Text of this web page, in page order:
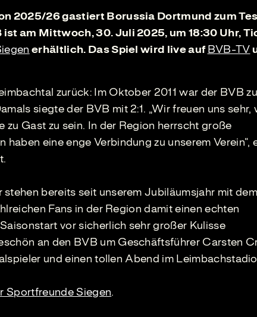
2025/26 gastiert Borussia Dortmund zum
am Mittwoch, 30. Juli 2025, um 18:30 Uhr,
erhältlich. Das Spiel wird live aufBVB-TV
zurück: Im Oktober 2011 war der BVB
siegte der BVB mit 2:1. „Wir freuen uns sehr,
zu Gast zu sein. In der Region herrscht große
eine enge Verbindung zu unserem Verein“,
bereits seit unserem Jubiläumsjahr mit
Fans in der Region damit einen echten
vor sicherlich sehr großer Kulisse
an den BVB um Geschäftsführer Carsten
und einen tollen Abend im
Sportfreunde Siegen.